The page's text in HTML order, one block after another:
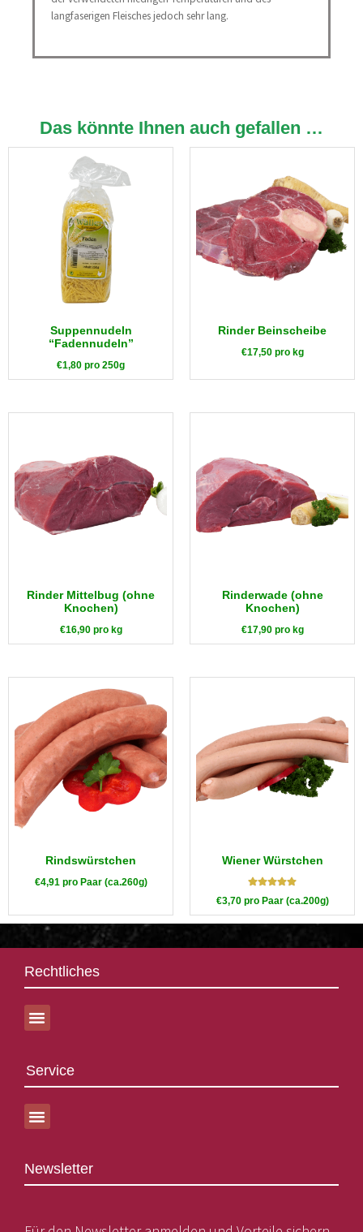
langfaserigen Fleisches jedoch sehr lang.
Das könnte Ihnen auch gefallen …
Suppennudeln
“Fadennudeln”
€1,80 pro 250g
Rinder Beinscheibe
€17,50pro kg
Rinder Mittelbug (ohne
Knochen)
€16,90pro kg
Rinderwade (ohne
Knochen)
€17,90pro kg
Rindswürstchen
€4,91 pro Paar (ca.260g)
Wiener Würstchen
von 5
€3,70 pro Paar (ca.200g)
Rechtliches
Service
Newsletter